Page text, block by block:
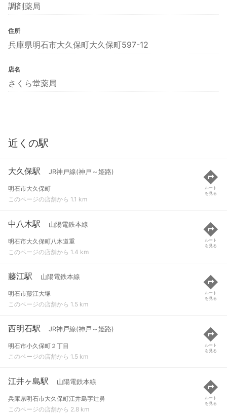
調剤薬局
住所
兵庫県明石市大久保町大久保町597-12
店名
さくら堂薬局
近くの駅
大久保駅 JR神戸線(神戸～姫路)
明石市大久保町
このページの店舗から 1.1 km
ルート
を見る
中八木駅 山陽電鉄本線
明石市大久保町八木道重
このページの店舗から 1.4 km
ルート
を見る
藤江駅 山陽電鉄本線
明石市藤江大塚
このページの店舗から 1.5 km
ルート
を見る
西明石駅 JR神戸線(神戸～姫路)
明石市小久保町２丁目
このページの店舗から 1.5 km
ルート
を見る
江井ヶ島駅 山陽電鉄本線
兵庫県明石市大久保町江井島字辻鼻
このページの店舗から 2.8 km
ルート
を見る